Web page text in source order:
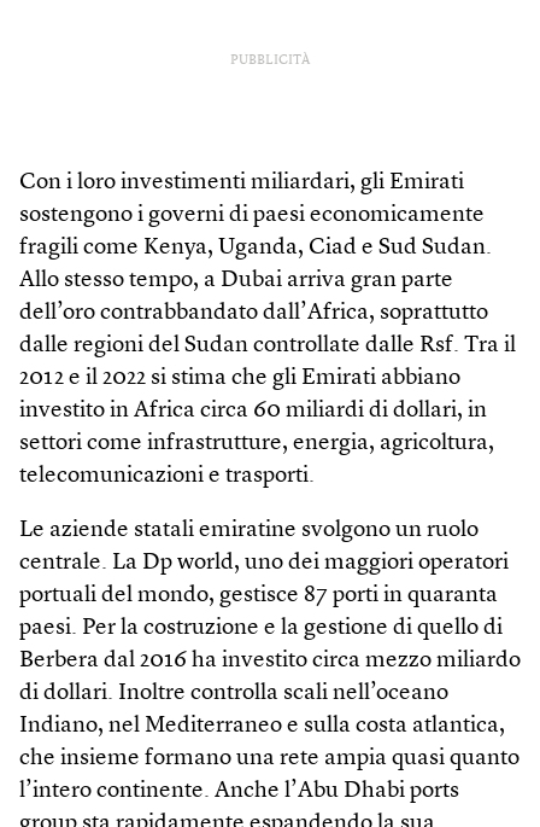
PUBBLICITÀ
Con i loro investimenti miliardari, gli Emirati
sostengono i governi di paesi economicamente
fragili come Kenya, Uganda, Ciad e Sud Sudan.
Allo stesso tempo, a Dubai arriva gran parte
dell’oro contrabbandato dall’Africa, soprattutto
dalle regioni del Sudan controllate dalle Rsf. Tra il
2012 e il 2022 si stima che gli Emirati abbiano
investito in Africa circa 60 miliardi di dollari, in
settori come infrastrutture, energia, agricoltura,
telecomunicazioni e trasporti.
Le aziende statali emiratine svolgono un ruolo
centrale. La Dp world, uno dei maggiori operatori
portuali del mondo, gestisce 87 porti in quaranta
paesi. Per la costruzione e la gestione di quello di
Berbera dal 2016 ha investito circa mezzo miliardo
di dollari. Inoltre controlla scali nell’oceano
Indiano, nel Mediterraneo e sulla costa atlantica,
che insieme formano una rete ampia quasi quanto
l’intero continente. Anche l’Abu Dhabi ports